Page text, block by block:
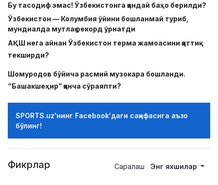
Бу тасодиф эмас! Ўзбекистонга қандай баҳо берилди?
Ўзбекистон — Колумбия ўйини бошланмай туриб,
мундиалда мутлақ рекорд ўрнатди
АҚШ нега айнан Ўзбекистон терма жамоасини қаттиқ
текширди?
Шомуродов бўйича расмий музокара бошланди.
“Башакшеҳир” қанча сўраяпти?
SPORTS.uz'нинг Facebook'даги саҳифасига аъзо
бўлинг!
Фикрлар Саралаш Энг яхшилар